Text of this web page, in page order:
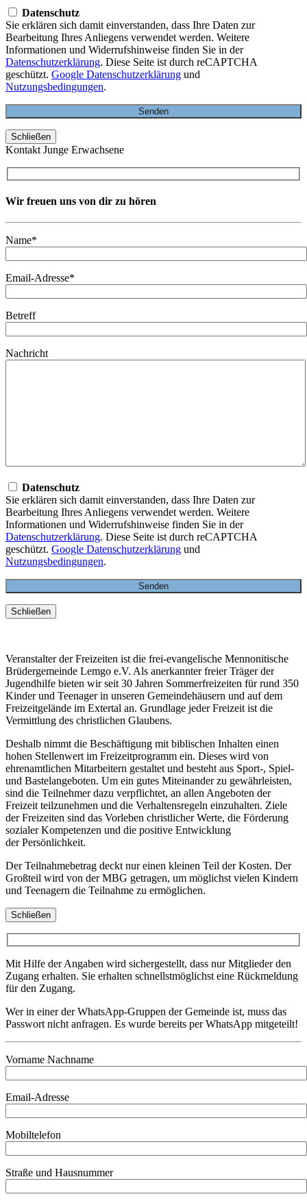
Datenschutz
Sie erklären sich damit einverstanden, dass Ihre Daten zur
Bearbeitung Ihres Anliegens verwendet werden. Weitere
Informationen und Widerrufshinweise finden Sie in der
Datenschutzerklärung. Diese Seite ist durch reCAPTCHA
geschützt. Google Datenschutzerklärung und
Nutzungsbedingungen.
Schließen
Kontakt Junge Erwachsene
Wir freuen uns von dir zu hören
Name*
Email-Adresse*
Betreff
Nachricht
Datenschutz
Sie erklären sich damit einverstanden, dass Ihre Daten zur
Bearbeitung Ihres Anliegens verwendet werden. Weitere
Informationen und Widerrufshinweise finden Sie in der
Datenschutzerklärung. Diese Seite ist durch reCAPTCHA
geschützt. Google Datenschutzerklärung und
Nutzungsbedingungen.
Schließen
Veranstalter der Freizeiten ist die frei-evangelische Mennonitische
Brüdergemeinde Lemgo e.V. Als anerkannter freier Träger der
Jugendhilfe bieten wir seit 30 Jahren Sommerfreizeiten für rund 350
Kinder und Teenager in unseren Gemeindehäusern und auf dem
Freizeitgelände im Extertal an. Grundlage jeder Freizeit ist die
Vermittlung des christlichen Glaubens.
Deshalb nimmt die Beschäftigung mit biblischen Inhalten einen
hohen Stellenwert im Freizeitprogramm ein. Dieses wird von
ehrenamtlichen Mitarbeitern gestaltet und besteht aus Sport-, Spiel-
und Bastelangeboten. Um ein gutes Miteinander zu gewährleisten,
sind die Teilnehmer dazu verpflichtet, an allen Angeboten der
Freizeit teilzunehmen und die Verhaltensregeln einzuhalten. Ziele
der Freizeiten sind das Vorleben christlicher Werte, die Förderung
sozialer Kompetenzen und die positive Entwicklung
der Persönlichkeit.
Der Teilnahmebetrag deckt nur einen kleinen Teil der Kosten. Der
Großteil wird von der MBG getragen, um möglichst vielen Kindern
und Teenagern die Teilnahme zu ermöglichen.
Schließen
Mit Hilfe der Angaben wird sichergestellt, dass nur Mitglieder den
Zugang erhalten. Sie erhalten schnellstmöglichst eine Rückmeldung
für den Zugang.
Wer in einer der WhatsApp-Gruppen der Gemeinde ist, muss das
Passwort nicht anfragen. Es wurde bereits per WhatsApp mitgeteilt!
Vorname Nachname
Email-Adresse
Mobiltelefon
Straße und Hausnummer